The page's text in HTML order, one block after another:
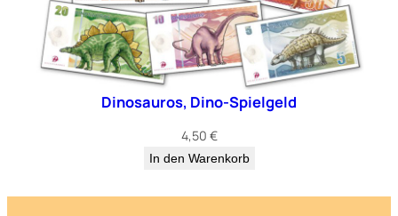
Dinosauros, Dino-Spielgeld
4,50 €
In den Warenkorb